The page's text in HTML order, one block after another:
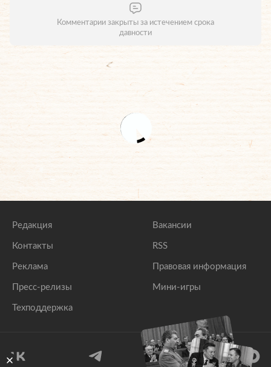
Комментарии закрыты за истечением срока
давности
Редакция
Контакты
Реклама
Пресс-релизы
Техподдержка
Вакансии
RSS
Правовая информация
Мини-игры